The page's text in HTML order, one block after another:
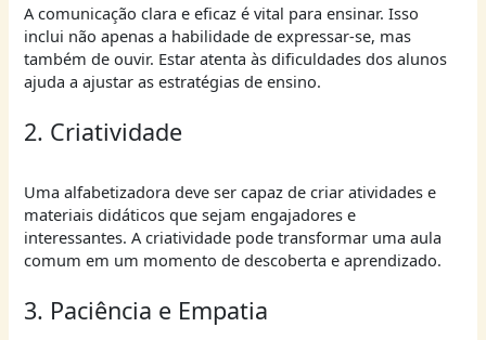
A comunicação clara e eficaz é vital para ensinar. Isso
inclui não apenas a habilidade de expressar-se, mas
também de ouvir. Estar atenta às dificuldades dos alunos
ajuda a ajustar as estratégias de ensino.
2. Criatividade
Uma alfabetizadora deve ser capaz de criar atividades e
materiais didáticos que sejam engajadores e
interessantes. A criatividade pode transformar uma aula
comum em um momento de descoberta e aprendizado.
3. Paciência e Empatia